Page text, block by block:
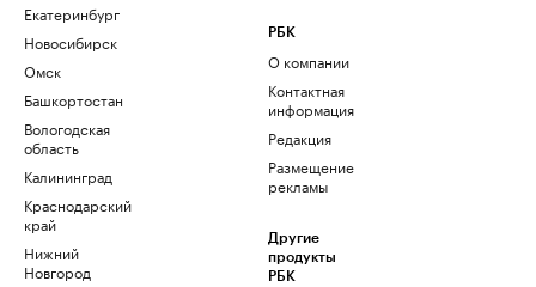
Екатеринбург
Новосибирск
Омск
Башкортостан
Вологодская
область
Калининград
Краснодарский
край
Нижний
Новгород
РБК
О компании
Контактная
информация
Редакция
Размещение
рекламы
Другие
продукты
РБК